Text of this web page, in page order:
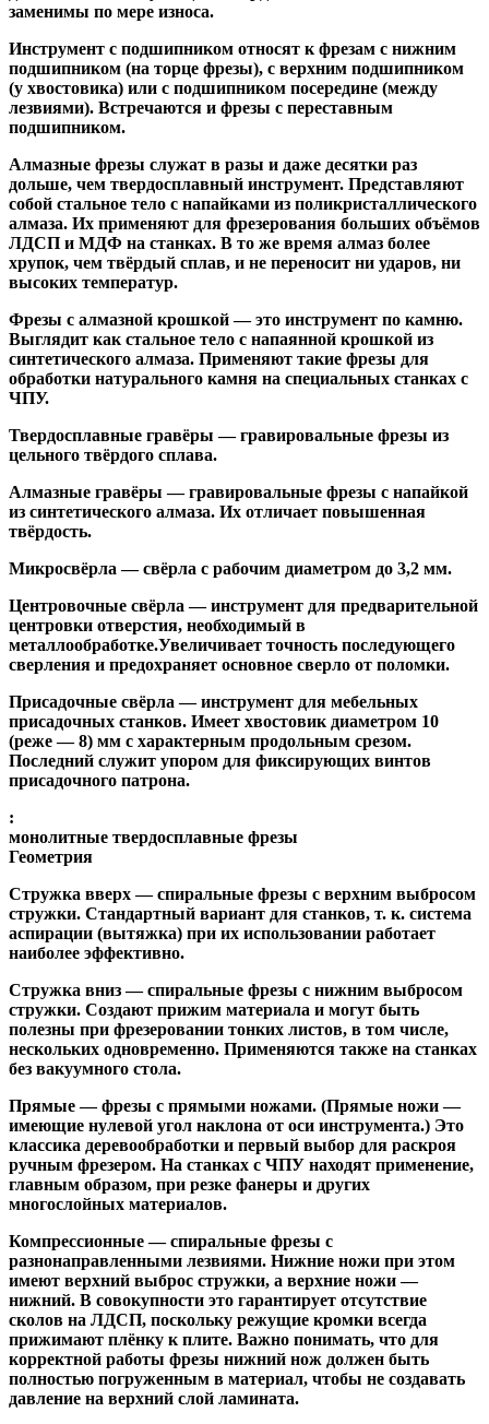
заменимы по мере износа.
Инструмент с подшипником относят к фрезам с нижним
подшипником (на торце фрезы), с верхним подшипником
(у хвостовика) или с подшипником посередине (между
лезвиями). Встречаются и фрезы с переставным
подшипником.
Алмазные фрезы служат в разы и даже десятки раз
дольше, чем твердосплавный инструмент. Представляют
собой стальное тело с напайками из поликристаллического
алмаза. Их применяют для фрезерования больших объёмов
ЛДСП и МДФ на станках. В то же время алмаз более
хрупок, чем твёрдый сплав, и не переносит ни ударов, ни
высоких температур.
Фрезы с алмазной крошкой— это инструмент по камню.
Выглядит как стальное тело с напаянной крошкой из
синтетического алмаза. Применяют такие фрезы для
обработки натурального камня на специальных станках с
ЧПУ.
Твердосплавные гравёры — гравировальные фрезы из
цельного твёрдого сплава.
Алмазные гравёры — гравировальные фрезы с напайкой
из синтетического алмаза. Их отличает повышенная
твёрдость.
Микросвёрла — свёрла с рабочим диаметром до 3,2 мм.
Центровочные свёрла — инструмент для предварительной
центровки отверстия, необходимый в
металлообработке.Увеличивает точность последующего
сверления и предохраняет основное сверло от поломки.
Присадочные свёрла — инструмент для мебельных
присадочных станков. Имеет хвостовик диаметром 10
(реже — 8) мм с характерным продольным срезом.
Последний служит упором для фиксирующих винтов
присадочного патрона.
:
монолитные твердосплавные фрезы
Геометрия
Стружка вверх— спиральные фрезы с верхним выбросом
стружки. Стандартный вариант для станков, т. к. система
аспирации (вытяжка) при их использовании работает
наиболее эффективно.
Стружка вниз— спиральные фрезы с нижним выбросом
стружки. Создают прижим материала и могут быть
полезны при фрезеровании тонких листов, в том числе,
нескольких одновременно. Применяются также на станках
без вакуумного стола.
Прямые— фрезы с прямыми ножами. (Прямые ножи —
имеющие нулевой угол наклона от оси инструмента.) Это
классика деревообработки и первый выбор для раскроя
ручным фрезером. На станках с ЧПУ находят применение,
главным образом, при резке фанеры и других
многослойных материалов.
Компрессионные— спиральные фрезы с
разнонаправленными лезвиями. Нижние ножи при этом
имеют верхний выброс стружки, а верхние ножи —
нижний. В совокупности это гарантирует отсутствие
сколов на ЛДСП, поскольку режущие кромки всегда
прижимают плёнку к плите. Важно понимать, что для
корректной работы фрезы нижний нож должен быть
полностью погруженным в материал, чтобы не создавать
давление на верхний слой ламината.